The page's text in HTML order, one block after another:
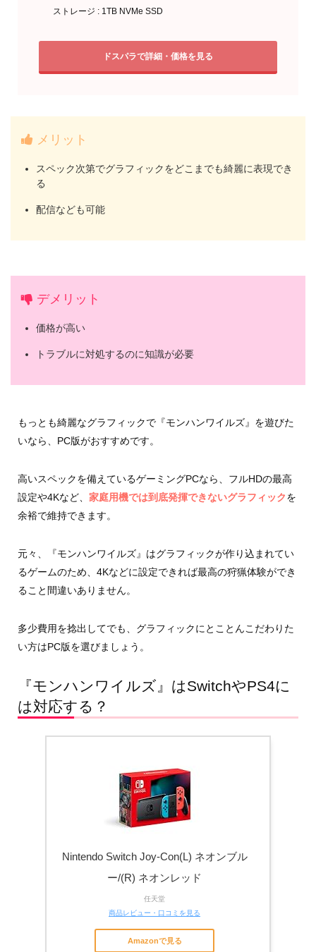
ストレージ : 1TB NVMe SSD
ドスパラで詳細・価格を見る
メリット
スペック次第でグラフィックをどこまでも綺麗に表現でき
る
配信なども可能
デメリット
価格が高い
トラブルに対処するのに知識が必要
もっとも綺麗なグラフィックで『モンハンワイルズ』を遊びた
いなら、PC版がおすすめです。
高いスペックを備えているゲーミングPCなら、フルHDの最高
設定や4Kなど、 家庭用機では到底発揮できないグラフィックを
余裕で維持できます。
元々、『モンハンワイルズ』はグラフィックが作り込まれてい
るゲームのため、4Kなどに設定できれば最高の狩猟体験ができ
ること間違いありません。
多少費用を捻出してでも、グラフィックにとことんこだわりた
い方はPC版を選びましょう。
『モンハンワイルズ』はSwitchやPS4に
は対応する？
Nintendo Switch Joy-Con(L) ネオンブル
ー/(R) ネオンレッド
任天堂
商品レビュー・口コミを見る
Amazonで見る